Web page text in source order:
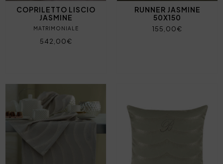
COPRILETTO LISCIO
JASMINE
MATRIMONIALE
542,00€
RUNNER JASMINE
50X150
155,00€